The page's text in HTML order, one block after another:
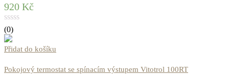
920 Kč
(0)
Přidat do košíku
Pokojový termostat se spínacím výstupem Vitotrol 100RT